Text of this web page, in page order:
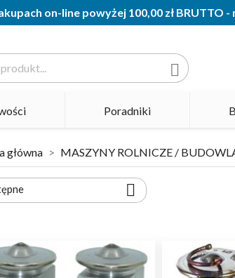
on-line powyżej 100,00 zł BRUTTO

Poradniki
główna MASZYNY ROLNICZE /
